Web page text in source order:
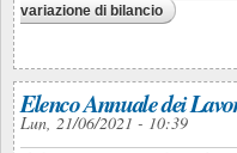
variazione di bilancio
Elenco Annuale dei
Lun, 21/06/2021 - 10:39